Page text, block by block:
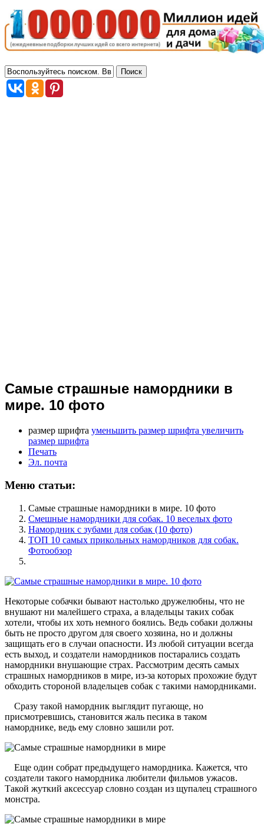
Самые страшные намордники в
мире. 10 фото
размер шрифта уменьшить размер шрифта увеличить
размер шрифта
Печать
Эл. почта
Меню статьи:
Самые страшные намордники в мире. 10 фото
Смешные намордники для собак. 10 веселых фото
Намордник с зубами для собак (10 фото)
ТОП 10 самых прикольных намордников для собак.
Фотообзор
Некоторые собачки бывают настолько дружелюбны, что не
внушают ни малейшего страха, а владельцы таких собак
хотели, чтобы их хоть немного боялись. Ведь собаки должны
быть не просто другом для своего хозяина, но и должны
защищать его в случаи опасности. Из любой ситуации всегда
есть выход, и создатели намордников постарались создать
намордники внушающие страх. Рассмотрим десять самых
страшных намордников в мире, из-за которых прохожие будут
обходить стороной владельцев собак с такими намордниками.
Сразу такой намордник выглядит пугающе, но
присмотревшись, становится жаль песика в таком
наморднике, ведь ему словно зашили рот.
Еще один собрат предыдущего намордника. Кажется, что
создатели такого намордника любители фильмов ужасов.
Такой жуткий аксессуар словно создан из щупалец страшного
монстра.